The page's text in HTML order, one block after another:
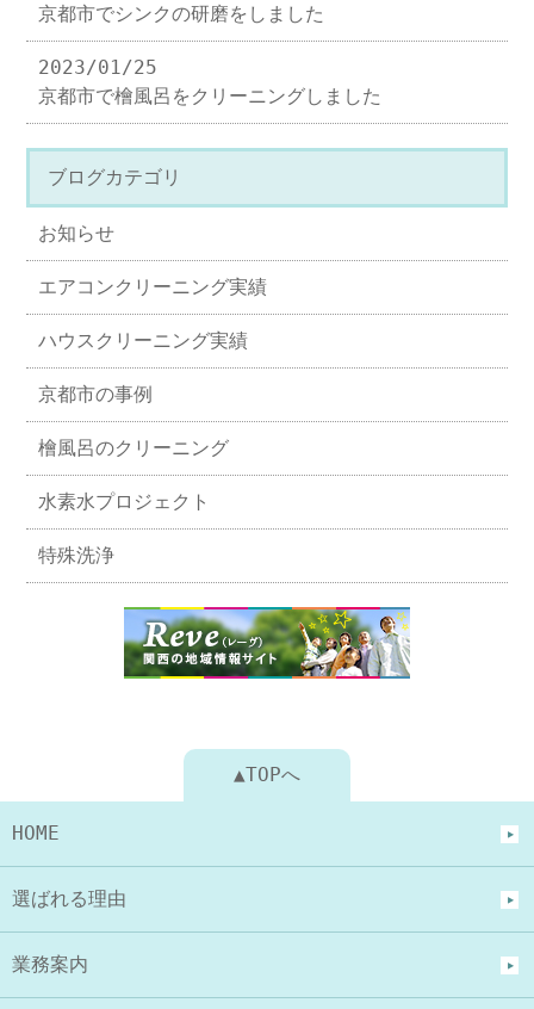
京都市でシンクの研磨をしました
2023/01/25
京都市で檜風呂をクリーニングしました
ブログカテゴリ
お知らせ
エアコンクリーニング実績
ハウスクリーニング実績
京都市の事例
檜風呂のクリーニング
水素水プロジェクト
特殊洗浄
▲TOPへ
HOME
選ばれる理由
業務案内